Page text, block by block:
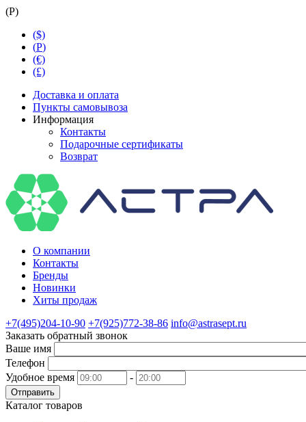
(Р)
($)
(Р)
(€)
(£)
Доставка и оплата
Пункты самовывоза
Информация
Контакты
Подарочные сертификаты
Возврат
О компании
Контакты
Бренды
Новинки
Хиты продаж
+7(495)204-10-90 +7(925)772-38-86 info@astrasept.ru
Заказать обратный звонок
Ваше имя
Телефон
Удобное время
-
Отправить
Каталог товаров